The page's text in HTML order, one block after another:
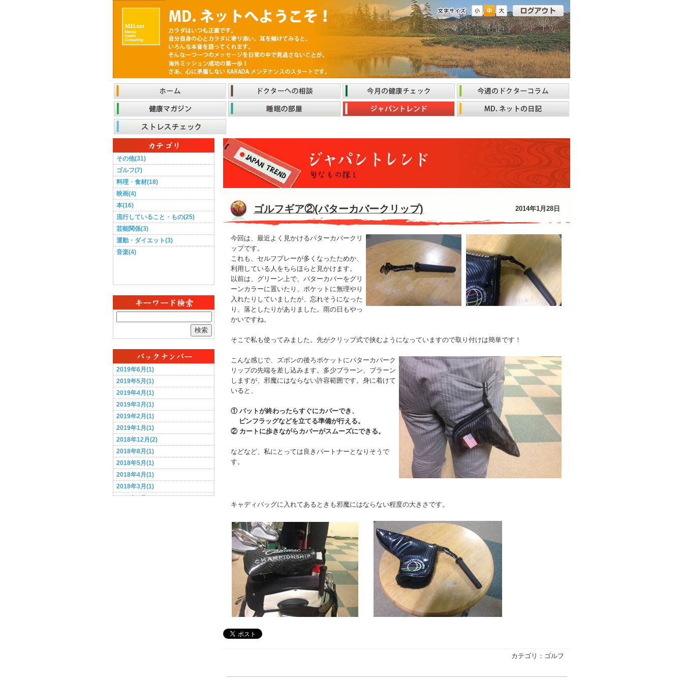
ゴルフギア②(パターカバークリップ) 2014年1月28日
今回は、最近よく見かけるパターカバークリ
ップです。
これも、セルフプレーが多くなったためか、
利用している人をちらほらと見かけます。
以前は、グリーン上で、パターカバーをグリ
ーンカラーに置いたり、ポケットに無理やり
入れたりしていましたが、忘れそうになった
り、落としたりがありました。雨の日もやっ
かいですね。
そこで私も使ってみました。先がクリップ式で挟むようになっていますので取り付けは簡単です！
こんな感じで、ズボンの後ろポケットにパターカバーク
リップの先端を差し込みます。多少ブラーン、ブラーン
しますが、邪魔にはならない許容範囲です。身に着けて
いると、
① パットが終わったらすぐにカバーでき、
ピンフラッグなどを立てる準備が行える。
② カートに歩きながらカバーがスムーズにできる。
などなど、私にとっては良きパートナーとなりそうで
す。
キャディバッグに入れてあるときも邪魔にはならない程度の大きさです。
カテゴリ：ゴルフ
その他(31)
ゴルフ(7)
料理・食材(18)
映画(4)
本(16)
流行していること・もの(25)
芸能関係(3)
運動・ダイエット(3)
音楽(4)
検索
2019年6月(1)
2019年5月(1)
2019年4月(1)
2019年3月(1)
2019年2月(1)
2019年1月(1)
2018年12月(2)
2018年8月(1)
2018年5月(1)
2018年4月(1)
2018年3月(1)
2018年2月(1)